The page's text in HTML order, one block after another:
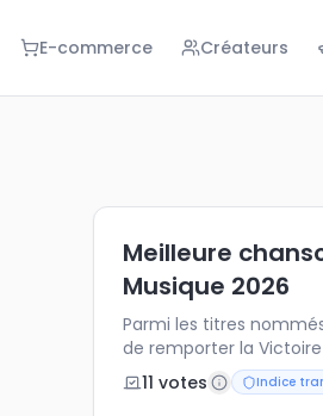
E-commerce Créateurs
Meilleure chanson
Parmi les titres
Meilleure
Musique 2026
Parmi les titres
de remporter la
marqué.
11 votes Indice